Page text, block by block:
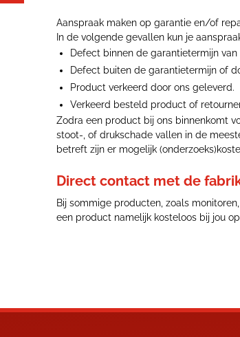
Aanspraak maken op garantie en/of
In de volgende gevallen kun je
Defect binnen de garantietermijn
Defect buiten de garantietermijn of
Product verkeerd door ons geleverd.
Verkeerd besteld product of
Zodra een product bij ons binnenkomt
stoot-, of drukschade vallen in de
betreft zijn er mogelijk
Direct contact met de
Bij sommige producten, zoals
een product namelijk kosteloos bij jou